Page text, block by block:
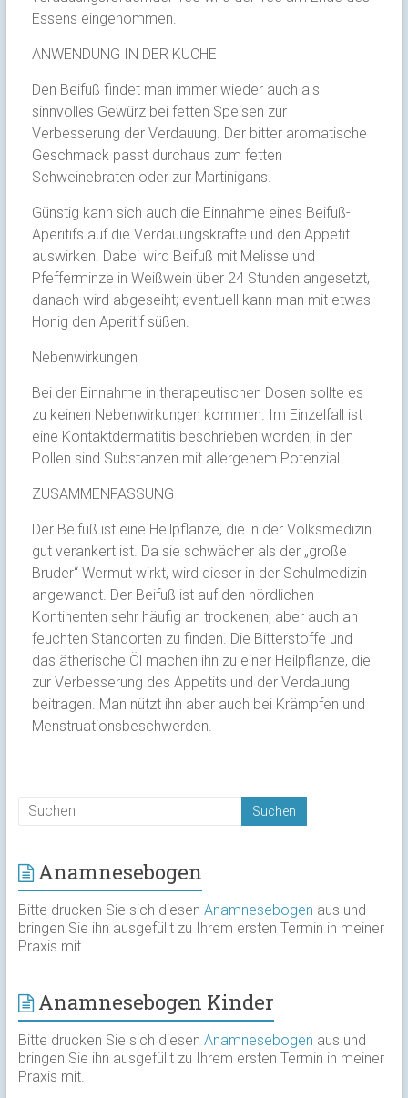
Essens eingenommen.
ANWENDUNG IN DER KÜCHE
Den Beifuß findet man immer wieder auch als
sinnvolles Gewürz bei fetten Speisen zur
Verbesserung der Verdauung. Der bitter aromatische
Geschmack passt durchaus zum fetten
Schweinebraten oder zur Martinigans.
Günstig kann sich auch die Einnahme eines Beifuß-
Aperitifs auf die Verdauungskräfte und den Appetit
auswirken. Dabei wird Beifuß mit Melisse und
Pfefferminze in Weißwein über 24 Stunden angesetzt,
danach wird abgeseiht; eventuell kann man mit etwas
Honig den Aperitif süßen.
Nebenwirkungen
Bei der Einnahme in therapeutischen Dosen sollte es
zu keinen Nebenwirkungen kommen. Im Einzelfall ist
eine Kontaktdermatitis beschrieben worden; in den
Pollen sind Substanzen mit allergenem Potenzial.
ZUSAMMENFASSUNG
Der Beifuß ist eine Heilpflanze, die in der Volksmedizin
gut verankert ist. Da sie schwächer als der „große
Bruder“ Wermut wirkt, wird dieser in der Schulmedizin
angewandt. Der Beifuß ist auf den nördlichen
Kontinenten sehr häufig an trockenen, aber auch an
feuchten Standorten zu finden. Die Bitterstoffe und
das ätherische Öl machen ihn zu einer Heilpflanze, die
zur Verbesserung des Appetits und der Verdauung
beitragen. Man nützt ihn aber auch bei Krämpfen und
Menstruationsbeschwerden.
Anamnesebogen
Bitte drucken Sie sich diesen Anamnesebogen aus und
bringen Sie ihn ausgefüllt zu Ihrem ersten Termin in meiner
Praxis mit.
Anamnesebogen Kinder
Bitte drucken Sie sich diesen Anamnesebogen aus und
bringen Sie ihn ausgefüllt zu Ihrem ersten Termin in meiner
Praxis mit.